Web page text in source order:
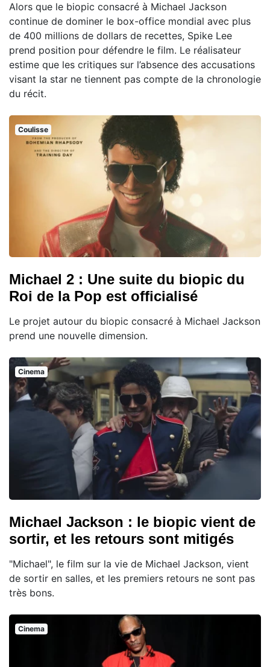
Alors que le biopic consacré à Michael Jackson
continue de dominer le box-office mondial avec plus
de 400 millions de dollars de recettes, Spike Lee
prend position pour défendre le film. Le réalisateur
estime que les critiques sur l’absence des accusations
visant la star ne tiennent pas compte de la chronologie
du récit.
Coulisse
Michael 2 : Une suite du biopic du
Roi de la Pop est officialisé
Le projet autour du biopic consacré à Michael Jackson
prend une nouvelle dimension.
Cinema
Michael Jackson : le biopic vient de
sortir, et les retours sont mitigés
"Michael", le film sur la vie de Michael Jackson, vient
de sortir en salles, et les premiers retours ne sont pas
très bons.
Cinema